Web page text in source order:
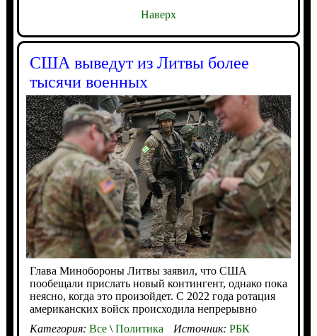
Наверх
США выведут из Литвы более
тысячи военных
Глава Минобороны Литвы заявил, что США
пообещали прислать новый контингент, однако пока
неясно, когда это произойдет. С 2022 года ротация
американских войск происходила непрерывно
Категория: Все\Политика Источник: РБК